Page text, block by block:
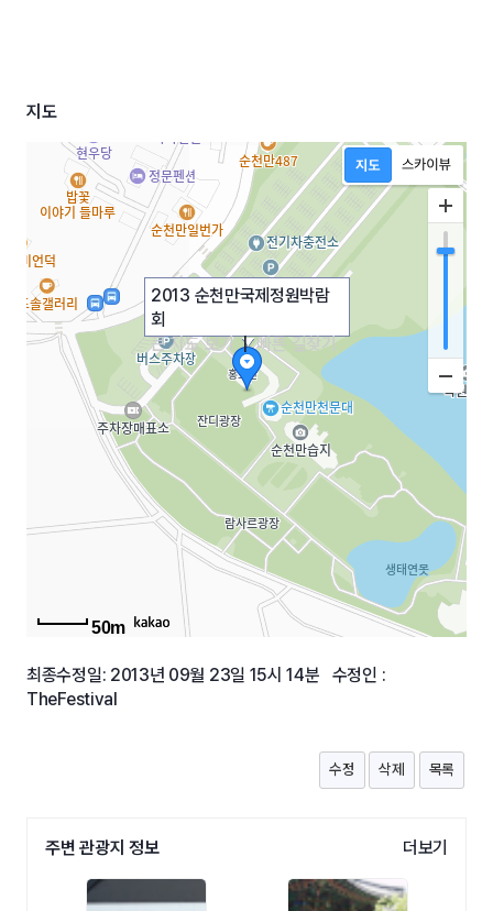
지도
2013 순천만국제정원박람
회
큰 지도 보기|빠른 길찾기
50m
최종수정일: 2013년 09월 23일 15시 14분 수정인 :
TheFestival
수정 삭제 목록
주변 관광지 정보 더보기